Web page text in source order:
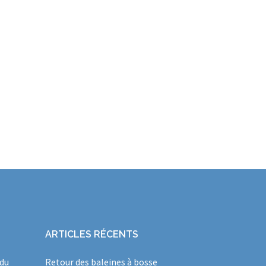
ARTICLES RÉCENTS
Retour des baleines à bosse